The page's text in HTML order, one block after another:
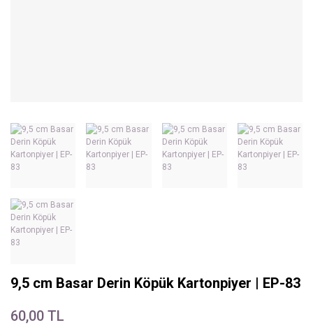
9,5 cm Basar Derin Köpük Kartonpiyer | EP-83
60,00 TL